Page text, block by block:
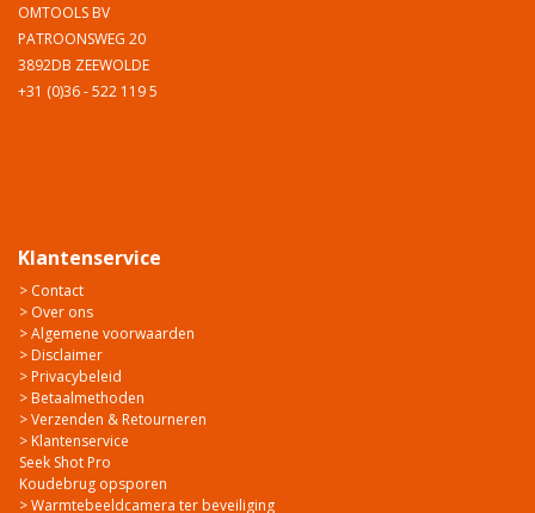
OMTOOLS BV
PATROONSWEG 20
3892DB ZEEWOLDE
+31 (0)36 - 522 119 5
Klantenservice
> Contact
> Over ons
> Algemene voorwaarden
> Disclaimer
> Privacybeleid
> Betaalmethoden
> Verzenden & Retourneren
> Klantenservice
Seek Shot Pro
Koudebrug opsporen
> Warmtebeeldcamera ter beveiliging